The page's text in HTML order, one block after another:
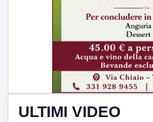
ULTIMI VIDEO